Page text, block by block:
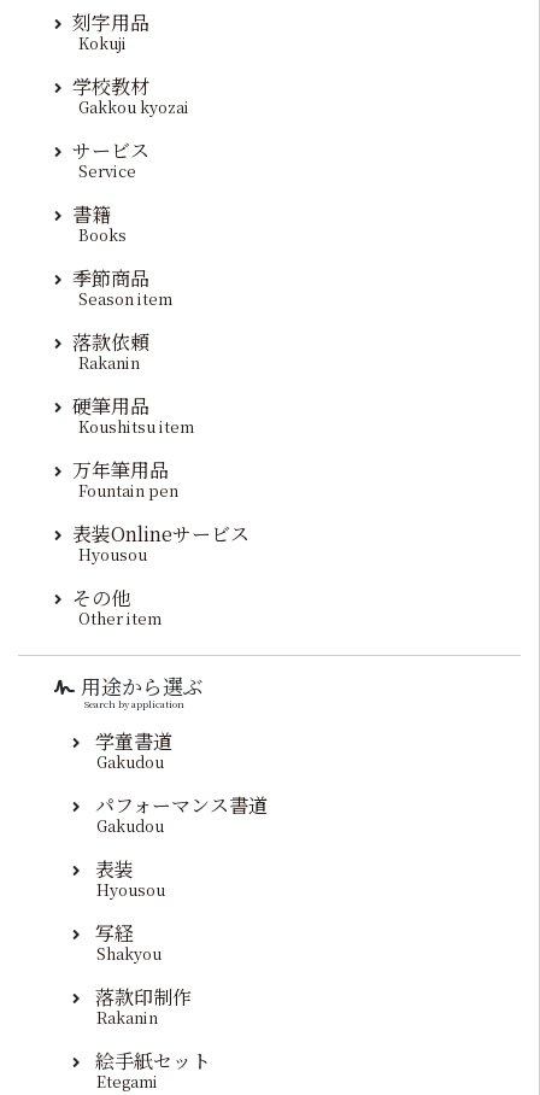
刻字用品
Kokuji
学校教材
Gakkou kyozai
サービス
Service
書籍
Books
季節商品
Season item
落款依頼
Rakanin
硬筆用品
Koushitsu item
万年筆用品
Fountain pen
表装Onlineサービス
Hyousou
その他
Other item
用途から選ぶ
Search by application
学童書道
Gakudou
パフォーマンス書道
Gakudou
表装
Hyousou
写経
Shakyou
落款印制作
Rakanin
絵手紙セット
Etegami